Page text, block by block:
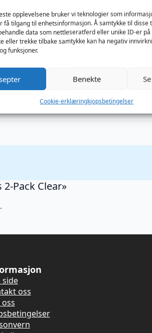
opplevelsene bruker vi teknologier som
få tilgang til enhetsinformasjon. Å samtykke til disse
data som nettleseratferd eller unike ID-er
eller trekke tilbake samtykke kan ha negativ
funksjoner.
Benekte
Cookie-erklæringkjopsbetingelser
Pack Clear»
side
oss